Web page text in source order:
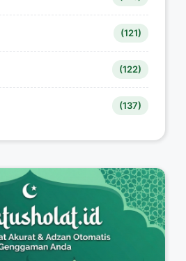
(121)
(122)
(137)